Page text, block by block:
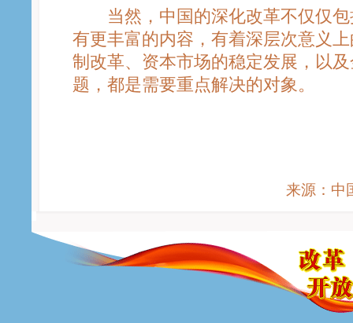
当然，中国的深化改革不仅仅包
有更丰富的内容，有着深层次意义
制改革、资本市场的稳定发展，以
题，都是需要重点解决的对象。
来源：